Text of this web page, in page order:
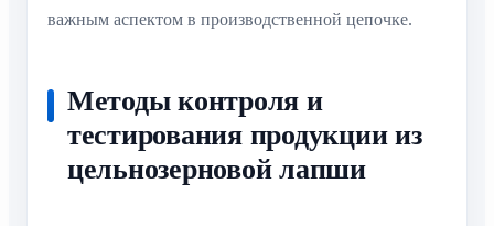
важным аспектом в производственной цепочке.
Методы контроля и
тестирования продукции из
цельнозерновой лапши